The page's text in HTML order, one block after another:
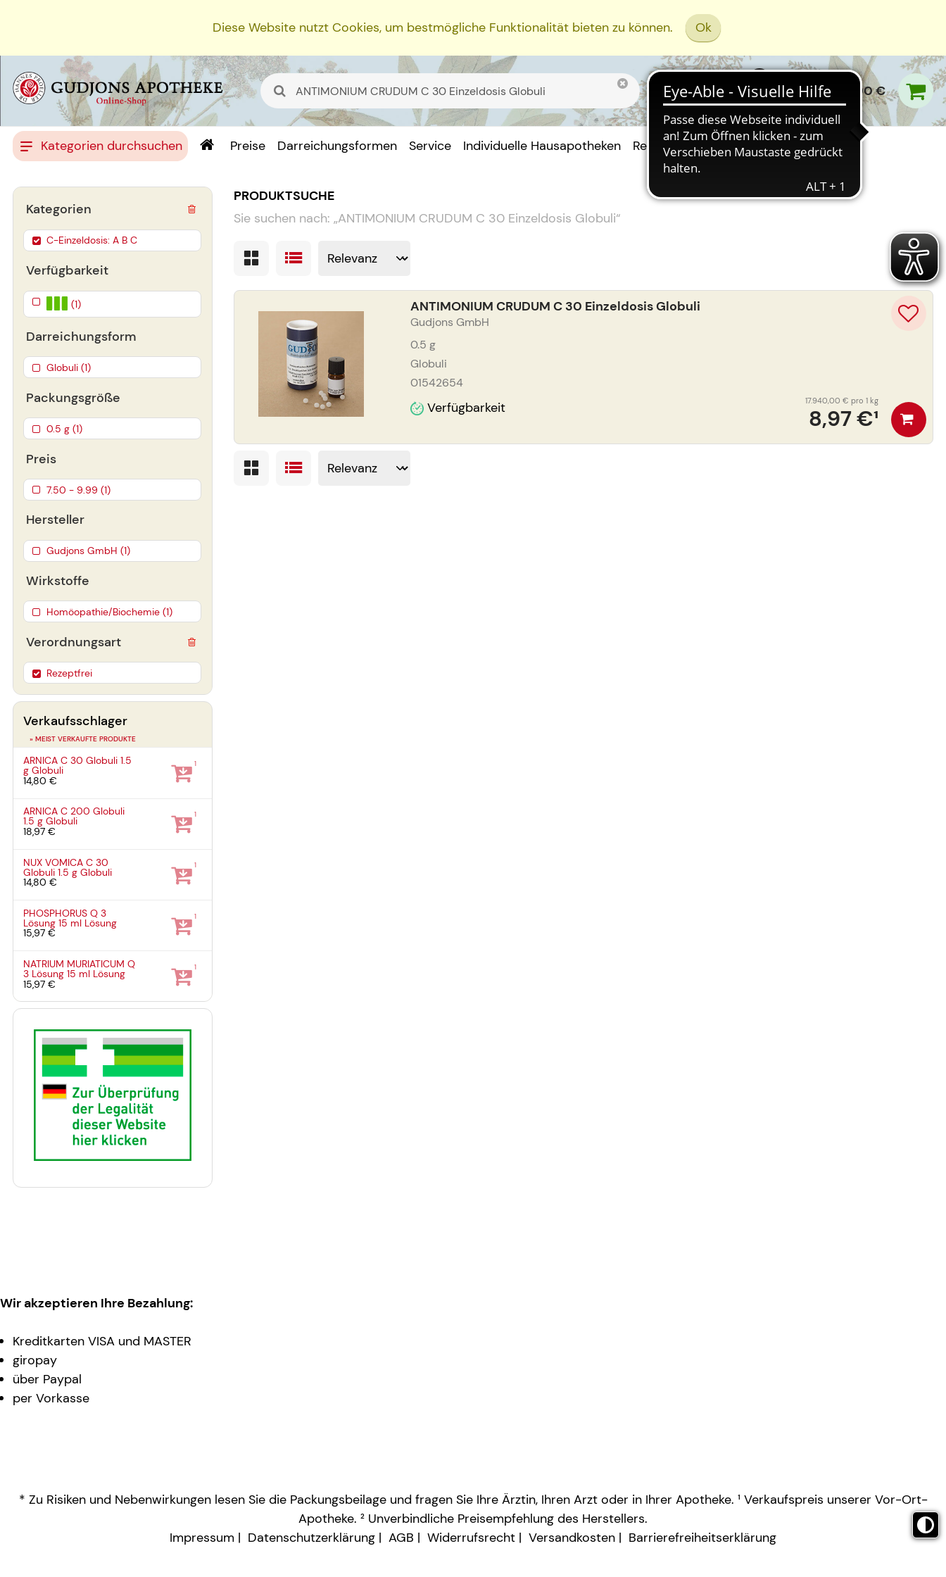
Diese Website nutzt Cookies, um bestmögliche Funktionalität bieten zu können. Ok
0,00 €
Kategorien durchsuchen Preise Darreichungsformen Service Individuelle Hausapotheken Rezept Einreichen
PRODUKTSUCHE
Sie suchen nach: „ANTIMONIUM CRUDUM C 30 Einzeldosis Globuli“
ANTIMONIUM CRUDUM C 30 Einzeldosis Globuli
Gudjons GmbH
0.5 g
Globuli
01542654
Verfügbarkeit 8,97 €¹
17.940,00 € pro 1 kg
Verfügbarkeit
(1)
Darreichungsform
Globuli (1)
Packungsgröße
0.5 g (1)
Preis
7.50 - 9.99 (1)
Hersteller
Gudjons GmbH (1)
Wirkstoffe
Homöopathie/Biochemie (1)
Kategorien
C-Einzeldosis: A B C
Verordnungsart
Rezeptfrei
Verkaufsschlager
» MEIST VERKAUFTE PRODUKTE
ARNICA C 30 Globuli1.5
gGlobuli
14,80 €
1
ARNICA C 200 Globuli
1.5 gGlobuli
18,97 €
1
NUX VOMICA C 30
Globuli1.5 gGlobuli
14,80 €
1
PHOSPHORUS Q 3
Lösung15 ml Lösung
15,97 €
1
NATRIUM MURIATICUM Q
3 Lösung15 ml Lösung
15,97 €
1
Wir akzeptieren Ihre Bezahlung:
Kreditkarten VISA und MASTER
giropay
über Paypal
per Vorkasse
* Zu Risiken und Nebenwirkungen lesen Sie die Packungsbeilage und fragen Sie Ihre Ärztin, Ihren Arzt oder in Ihrer Apotheke. ¹ Verkaufspreis unserer Vor-Ort-
Apotheke. ² Unverbindliche Preisempfehlung des Herstellers.
Impressum
Datenschutzerklärung AGB Widerrufsrecht Versandkosten Barrierefreiheitserklärung